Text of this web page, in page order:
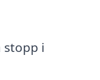
stopp i